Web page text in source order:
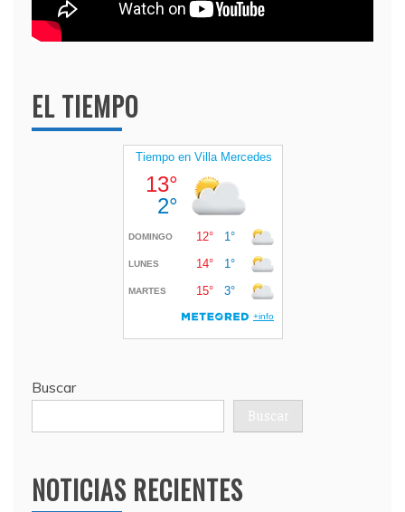
EL TIEMPO
Buscar
Buscar
NOTICIAS RECIENTES